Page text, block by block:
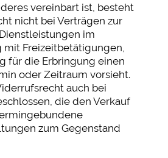
vereinbart ist, besteht
nicht bei Verträgen zur
im
Freizeitbetätigungen,
für die Erbringung einen
oder Zeitraum vorsieht.
auch bei
die den Verkauf
zum Gegenstand